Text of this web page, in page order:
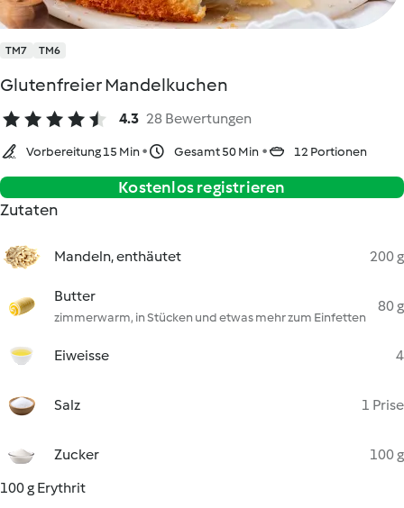
TM7 TM6
Glutenfreier Mandelkuchen
4.3 28 Bewertungen
Vorbereitung 15 Min Gesamt 50 Min 12 Portionen
Kostenlos registrieren
Zutaten
Mandeln, enthäutet 200 g
Butter
zimmerwarm, in Stücken und etwas mehr zum Einfetten
80 g
Eiweisse 4
Salz 1 Prise
Zucker
100 g
100 g Erythrit